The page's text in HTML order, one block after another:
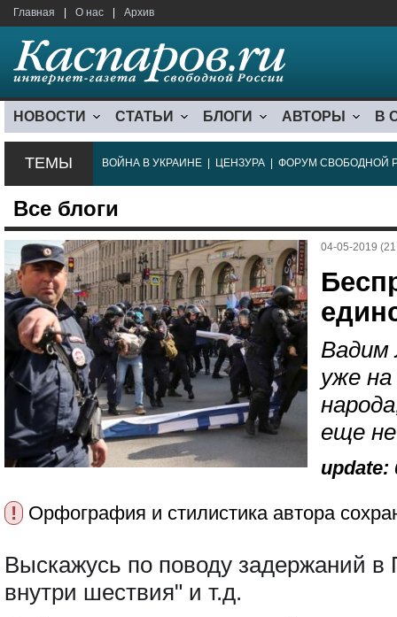
Главная О нас Архив
НОВОСТИ СТАТЬИ БЛОГИ АВТОРЫ В
ТЕМЫ ВОЙНА В УКРАИНЕ ЦЕНЗУРА ФОРУМ СВОБОДНОЙ
Все блоги
04-05-2019
Вадим
уже на
еще
update:
! Орфография и стилистика автора
Выскажусь по поводу задержаний в
внутри шествия" и т.д.